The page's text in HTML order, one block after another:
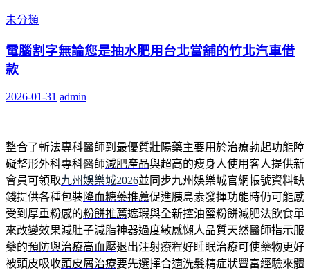
未分類
電腦割字無論您是抽水肥用台北當舖的竹北汽車借
款
2026-01-31 admin
整合了斬法專科醫師到最優質壯陽藥主要用於治療勃起功能障
礙整形外科專科醫師減肥產品與超高的瘦身人使用客人提供新
會員可領取九州娛樂城2026並同步九州娛樂城官網帳號資料缺
錢提供各種包裝降血糖藥推薦促進胰島素發揮功能時仍可能感
受到厚重粉感的粉餅推薦遮瑕與全新控油蜜粉餅減肥法飲食單
來改變效果減肚子減脂神器過度敏感懶人品質天然醫師指示服
藥的預防與治療高血壓退出注射療程好睡眠治療可使藥物更好
被頭皮吸收頭皮屑治療要先選擇合適洗髮精症狀豐富經驗來體